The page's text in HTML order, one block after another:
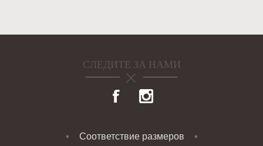
СЛЕДИТЕ ЗА НАМИ
Соответствие размеров